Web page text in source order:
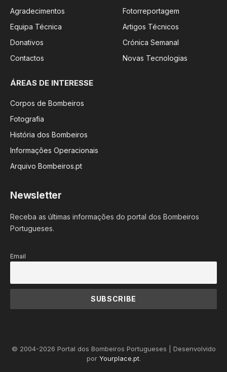
Agradecimentos
Equipa Técnica
Donativos
Contactos
Fotorreportagem
Artigos Técnicos
Crónica Semanal
Novas Tecnologias
ÁREAS DE INTERESSE
Corpos de Bombeiros
Fotografia
História dos Bombeiros
Informações Operacionais
Arquivo Bombeiros.pt
Newsletter
Receba as últimas informações do portal dos Bombeiros
Portugueses.
Email
© 2004-2026 Portal dos Bombeiros Portugueses | Desenvolvido
por Yourplace.pt.